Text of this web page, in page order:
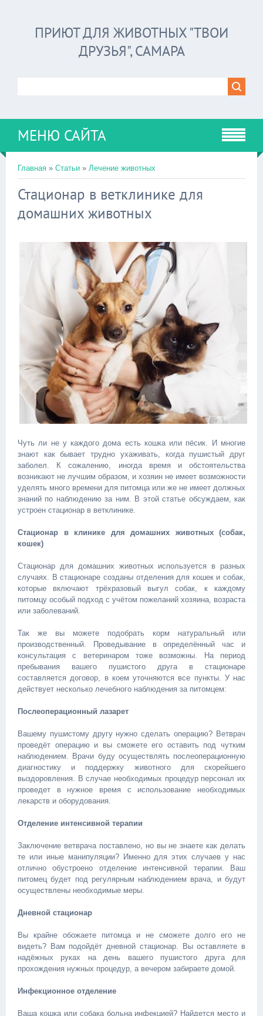
ПРИЮТ ДЛЯ ЖИВОТНЫХ "ТВОИ
ДРУЗЬЯ", САМАРА
МЕНЮ САЙТА
Главная » Статьи » Лечение животных
Стационар в ветклинике для
домашних животных
Чуть ли не у каждого дома есть кошка или пёсик. И многие
знают как бывает трудно ухаживать, когда пушистый друг
заболел. К сожалению, иногда время и обстоятельства
возникают не лучшим образом, и хозяин не имеет возможности
уделять много времени для питомца или же не имеет должных
знаний по наблюдению за ним. В этой статье обсуждаем, как
устроен стационар в ветклинике.
Стационар в клинике для домашних животных (собак,
кошек)
Стационар для домашних животных используется в разных
случаях. В стационаре созданы отделения для кошек и собак,
которые включают трёхразовый выгул собак, к каждому
питомцу особый подход с учётом пожеланий хозяина, возраста
или заболеваний.
Так же вы можете подобрать корм натуральный или
производственный. Проведывание в определённый час и
консультация с ветеринаром тоже возможны. На период
пребывания вашего пушистого друга в стационаре
составляется договор, в коем уточняются все пункты. У нас
действует несколько лечебного наблюдения за питомцем:
Послеоперационный лазарет
Вашему пушистому другу нужно сделать операцию? Ветврач
проведёт операцию и вы сможете его оставить под чутким
наблюдением. Врачи буду осуществлять послеоперационную
диагностику и поддержку животного для скорейшего
выздоровления. В случае необходимых процедур персонал их
проведет в нужное время с использование необходимых
лекарств и оборудования.
Отделение интенсивной терапии
Заключение ветврача поставлено, но вы не знаете как делать
те или иные манипуляции? Именно для этих случаев у нас
отлично обустроено отделение интенсивной терапии. Ваш
питомец будет под регулярным наблюдением врача, и будут
осуществлены необходимые меры.
Дневной стационар
Вы крайне обожаете питомца и не сможете долго его не
видеть? Вам подойдёт дневной стационар. Вы оставляете в
надёжных руках на день вашего пушистого друга для
прохождения нужных процедур, а вечером забираете домой.
Инфекционное отделение
Ваша кошка или собака больна инфекцией? Найдется место и